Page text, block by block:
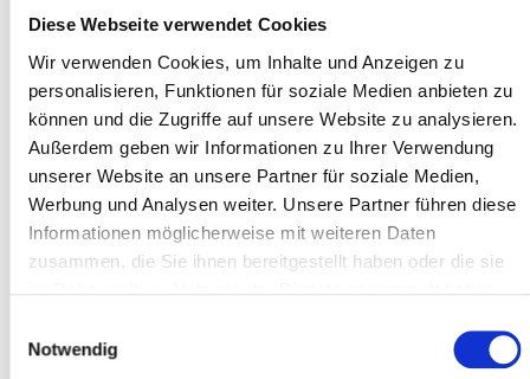
Diese Webseite verwendet Cookies
Wir verwenden Cookies, um Inhalte und Anzeigen zu
personalisieren, Funktionen für soziale Medien anbieten zu
können und die Zugriffe auf unsere Website zu analysieren.
Außerdem geben wir Informationen zu Ihrer Verwendung
unserer Website an unsere Partner für soziale Medien,
Werbung und Analysen weiter. Unsere Partner führen diese
Informationen möglicherweise mit weiteren Daten
zusammen, die Sie ihnen bereitgestellt haben oder die sie
Notwendig
Zur Anmeldung
Wenn wir uns beim Familienstellen in einer gewissen Weise im Raum
aufstellen, entsteht einepsychoenergetische Kraft, die uns hilft, die
Tore zu unserem Unbewußten aufzustoßen. Im Nataraj Kriya erreichen
wir das selbe durch Tanzen - durch Bewegungen, die aus den tiefsten
Tiefen unseres Körpers an die Oberfläche dringen und so zu einem
Heilerlebnis aller Anwesenden führt. Wenn jemand ein Problem, eine
Krankheit, einen Wunsch hat - ein Verlangen etwas zu erreichen oder
ein Verlangen etwas loszuwerden, richten wir auf genau dieses unser
Bewußtsein, um eine tief in uns liegende Kraftquelle zu aktivieren, mit
Ausbildungsinhalte